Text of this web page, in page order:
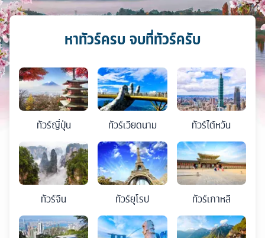
หาทัวร์ครบ จบที่ทัวร์ครับ
ทัวร์ญี่ปุ่น ทัวร์เวียดนาม ทัวร์ไต้หวัน
ทัวร์จีน ทัวร์ยุโรป ทัวร์เกาหลี